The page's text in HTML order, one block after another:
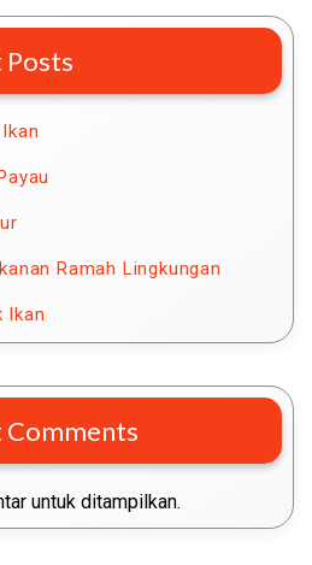
Posts
Ramah Lingkungan
Ikan
Comments
untuk ditampilkan.